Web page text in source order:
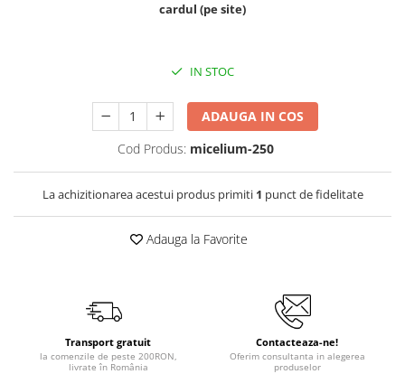
cardul (pe site)
IN STOC
ADAUGA IN COS
Cod Produs: micelium-250
La achizitionarea acestui produs primiti 1 punct de fidelitate
Adauga la Favorite
Transport gratuit
la comenzile de peste 200RON,
livrate în România
Contacteaza-ne!
Oferim consultanta in alegerea
produselor